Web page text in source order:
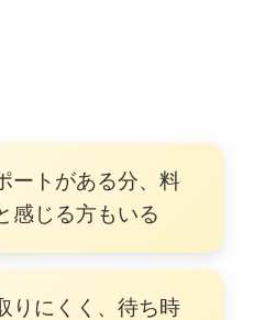
ートがある分、料
感じる方もいる
りにくく、待ち時